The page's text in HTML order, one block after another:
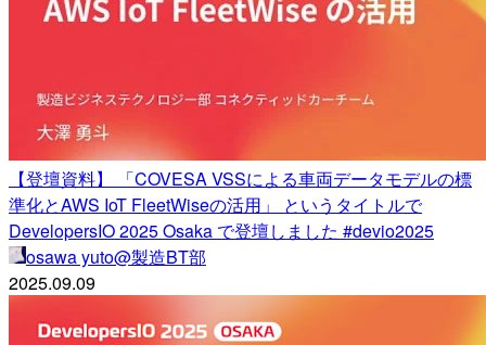
【登壇資料】 「COVESA VSSによる車両データモデルの標
準化とAWS IoT FleetWiseの活用」 というタイトルで
DevelopersIO 2025 Osaka で登壇しました #devio2025
osawa yuto@製造BT部
2025.09.09